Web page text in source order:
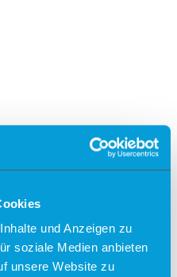
und Anzeigen zu
soziale Medien anbieten
unsere Website zu